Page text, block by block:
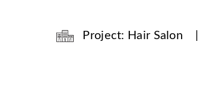
Project: Hair Salon |